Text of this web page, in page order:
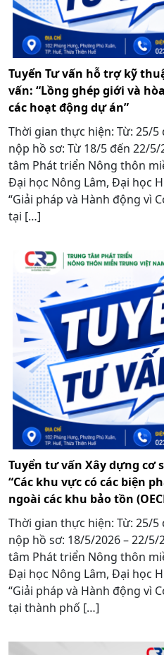
Tuyển Tư vấn hỗ trợ kỹ
vấn: “Lồng ghép giới và
các hoạt động dự án”
Thời gian thực hiện: Từ: 25/5
nộp hồ sơ: Từ 18/5 đến 22/
tâm Phát triển Nông thôn
Đại học Nông Lâm, Đại học
“Giải pháp và Hành động vì
tại […]
Tuyển tư vấn Xây dựng cơ
“Các khu vực có các biện
ngoài các khu bảo tồn
Thời gian thực hiện: Từ: 25/5
nộp hồ sơ: 18/5/2026 – 22/
tâm Phát triển Nông thôn
Đại học Nông Lâm, Đại học
“Giải pháp và Hành động vì
tại thành phố […]